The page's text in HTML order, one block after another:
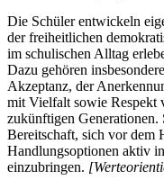
Die Schüler entwickeln
der freiheitlichen
im schulischen Alltag
Dazu gehören
Akzeptanz, der
mit Vielfalt sowie Respekt
zukünftigen
Bereitschaft, sich vor dem
Handlungsoptionen aktiv
einzubringen.